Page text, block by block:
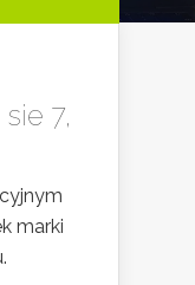
7,
marki